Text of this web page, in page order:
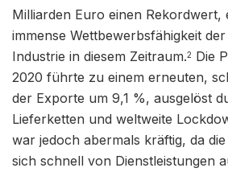
Milliarden Euro einen Rekordwert,
immense Wettbewerbsfähigkeit
Industrie in diesem Zeitraum.2 Die
2020 führte zu einem erneuten,
der Exporte um 9,1 %, ausgelöst
Lieferketten und weltweite
war jedoch abermals kräftig, da
sich schnell von Dienstleistungen